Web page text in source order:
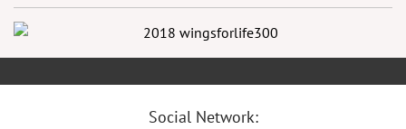
Social Network: